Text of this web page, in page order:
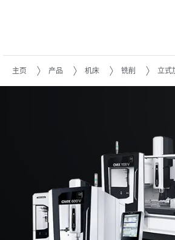
主页 产品 机床 铣削 立式